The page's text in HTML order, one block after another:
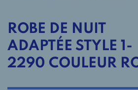
ROBE DE NUIT
ADAPTÉE STYLE 1-
2290 COULEUR